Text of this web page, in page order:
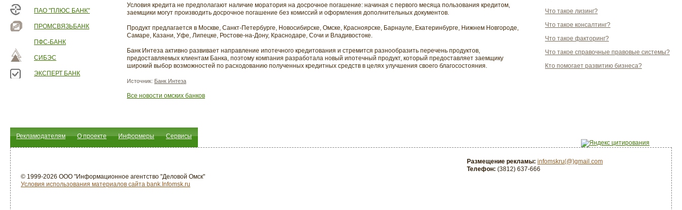
ПАО "ПЛЮС БАНК"
ПРОМСВЯЗЬБАНК
ПФС-БАНК
СИБЭС
ЭКСПЕРТ БАНК
Условия кредита не предполагают наличие моратория на досрочное погашение: начиная с первого месяца пользования кредитом,
заемщики могут производить досрочное погашение без комиссий и оформления дополнительных документов.
Продукт предлагается в Москве, Санкт-Петербурге, Новосибирске, Омске, Красноярске, Барнауле, Екатеринбурге, Нижнем Новгороде,
Самаре, Казани, Уфе, Липецке, Ростове-на-Дону, Краснодаре, Сочи и Владивостоке.
Банк Интеза активно развивает направление ипотечного кредитования и стремится разнообразить перечень продуктов,
предоставляемых клиентам Банка, поэтому компания разработала новый ипотечный продукт, который предоставляет заемщику
широкий выбор возможностей по расходованию полученных кредитных средств в целях улучшения своего благосостояния.
Источник: Банк Интеза
Все новости омских банков
Что такое лизинг?
Что такое консалтинг?
Что такое факторинг?
Что такое справочные правовые системы?
Кто помогает развитию бизнеса?
Рекламодателям О проекте Информеры Сервисы
© 1999-2026 ООО "Информационное агентство "Деловой Омск"
Условия использования материалов сайта bank.Infomsk.ru
Размещение рекламы: infomskru(@)gmail.com
Телефон: (3812) 637-666